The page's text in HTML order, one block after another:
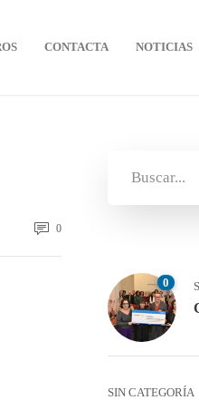
CONTACTA NOTICIAS
0
0
SIN CATEGORÍA